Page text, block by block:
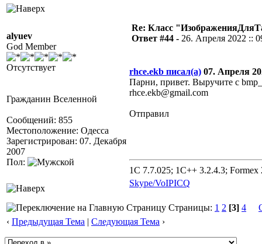
alyuev
God Member
Отсутствует
Гражданин Вселенной
Сообщений: 855
Местоположение: Одесса
Зарегистрирован: 07. Декабря
2007
Пол:
Re: Класс
Ответ #44 - 26. Апреля 2022 ::
rhce.ekb писал(а) 07. Апреля
Парни, привет. Выручите с
rhce.ekb@gmail.com
Отправил
1C 7.7.025; 1C++ 3.2.4.3; Formex
Skype/VoIPICQ
Страницы: 1 2 [3] 4
‹ Предыдущая Тема | Следующая Тема ›